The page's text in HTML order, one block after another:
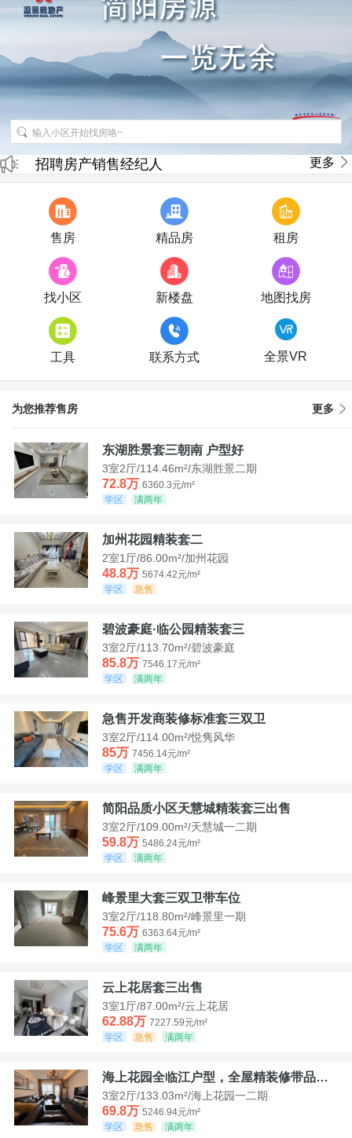
招聘房产销售经纪人
房产直播
更多
售房 精品房 租房
找小区 新楼盘 地图找房
工具 联系方式 全景VR
为您推荐售房 更多
东湖胜景套三朝南 户型好
3室2厅/114.46m²/东湖胜景二期
72.8万 6360.3元/m²
学区
满两年
加州花园精装套二
2室1厅/86.00m²/加州花园
48.8万 5674.42元/m²
学区
急售
碧波豪庭·临公园精装套三
3室2厅/113.70m²/碧波豪庭
85.8万 7546.17元/m²
学区
满两年
急售开发商装修标准套三双卫
3室2厅/114.00m²/悦隽风华
85万 7456.14元/m²
学区
满两年
简阳品质小区天慧城精装套三出售
3室2厅/109.00m²/天慧城一二期
59.8万 5486.24元/m²
学区
满两年
峰景里大套三双卫带车位
3室2厅/118.80m²/峰景里一期
75.6万 6363.64元/m²
学区
满两年
云上花居套三出售
3室1厅/87.00m²/云上花居
62.88万 7227.59元/m²
学区
急售 满两年
海上花园全临江户型，全屋精装修带品牌家具家电，诚意出售！
3室2厅/133.03m²/海上花园一二期
69.8万 5246.94元/m²
学区
急售 满两年